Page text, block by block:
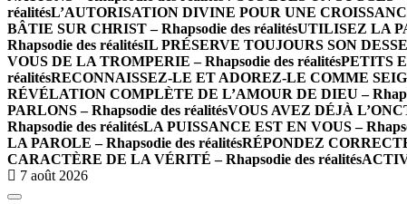
réalitésL’AUTORISATION DIVINE POUR UNE
BÂTIE SUR CHRIST – Rhapsodie des réalitésUTILISEZ LA
Rhapsodie des réalitésIL PRÉSERVE TOUJOURS SON
VOUS DE LA TROMPERIE – Rhapsodie des réalitésPETITS
réalitésRECONNAISSEZ-LE ET ADOREZ-LE COMME
RÉVÉLATION COMPLÈTE DE L’AMOUR DE DIEU –
PARLONS – Rhapsodie des réalitésVOUS AVEZ DÉJÀ
Rhapsodie des réalitésLA PUISSANCE EST EN VOUS –
LA PAROLE – Rhapsodie des réalitésRÉPONDEZ
CARACTÈRE DE LA VÉRITÉ – Rhapsodie des réalités
7 août 2026